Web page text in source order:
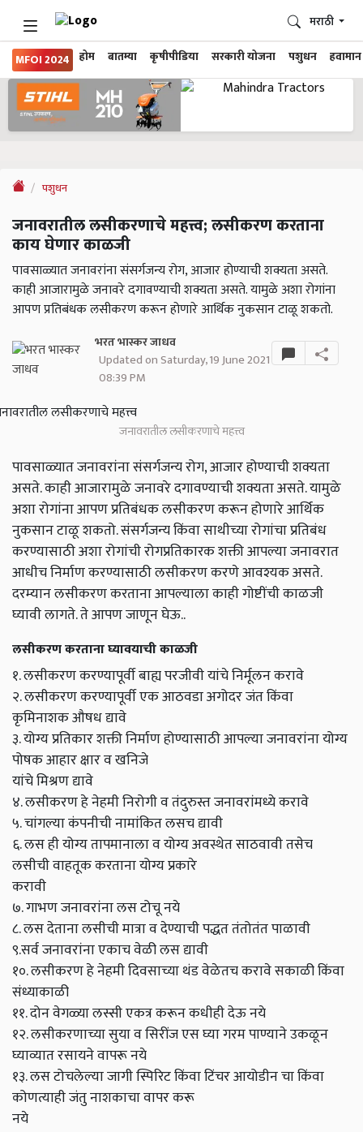
MFOI 2024 होम बातम्या कृषीपीडिया सरकारी योजना पशुधन हवामान
मराठी
पशुधन
जनावरातील लसीकरणाचे महत्त्व; लसीकरण करताना
काय घेणार काळजी
पावसाळ्यात जनावरांना संसर्गजन्य रोग, आजार होण्याची शक्यता असते.
काही आजारामुळे जनावरे दगावण्याची शक्यता असते. यामुळे अशा रोगांना
आपण प्रतिबंधक लसीकरण करून होणारे आर्थिक नुकसान टाळू शकतो.
भरत भास्कर जाधव
Updated on Saturday, 19 June 2021
08:39 PM
जनावरातील लसीकरणाचे महत्त्व
पावसाळ्यात जनावरांना संसर्गजन्य रोग, आजार होण्याची शक्यता
असते. काही आजारामुळे जनावरे दगावण्याची शक्यता असते. यामुळे
अशा रोगांना आपण प्रतिबंधक लसीकरण करून होणारे आर्थिक
नुकसान टाळू शकतो. संसर्गजन्य किंवा साथीच्या रोगांचा प्रतिबंध
करण्यासाठी अशा रोगांची रोगप्रतिकारक शक्ती आपल्या जनावरात
आधीच निर्माण करण्यासाठी लसीकरण करणे आवश्यक असते.
दरम्यान लसीकरण करताना आपल्याला काही गोष्टींची काळजी
घ्यावी लागते. ते आपण जाणून घेऊ..
लसीकरण करताना घ्यावयाची काळजी
१. लसीकरण करण्यापूर्वी बाह्य परजीवी यांचे निर्मूलन करावे
२. लसीकरण करण्यापूर्वी एक आठवडा अगोदर जंत किंवा
कृमिनाशक औषध द्यावे
३. योग्य प्रतिकार शक्ती निर्माण होण्यासाठी आपल्या जनावरांना योग्य
पोषक आहार क्षार व खनिजे
यांचे मिश्रण द्यावे
४. लसीकरण हे नेहमी निरोगी व तंदुरुस्त जनावरांमध्ये करावे
५. चांगल्या कंपनीची नामांकित लसच द्यावी
६. लस ही योग्य तापमानाला व योग्य अवस्थेत साठवावी तसेच
लसीची वाहतूक करताना योग्य प्रकारे
करावी
७. गाभण जनावरांना लस टोचू नये
८. लस देताना लसीची मात्रा व देण्याची पद्धत तंतोतंत पाळावी
९.सर्व जनावरांना एकाच वेळी लस द्यावी
१०. लसीकरण हे नेहमी दिवसाच्या थंड वेळेतच करावे सकाळी किंवा
संध्याकाळी
११. दोन वेगळ्या लस्सी एकत्र करून कधीही देऊ नये
१२. लसीकरणाच्या सुया व सिरींज एस घ्या गरम पाण्याने उकळून
घ्याव्यात रसायने वापरू नये
१३. लस टोचलेल्या जागी स्पिरिट किंवा टिंचर आयोडीन चा किंवा
कोणत्याही जंतु नाशकाचा वापर करू
नये